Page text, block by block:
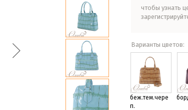
чтобы узнать
Варианты цветов:
беж.тем.чере
п.